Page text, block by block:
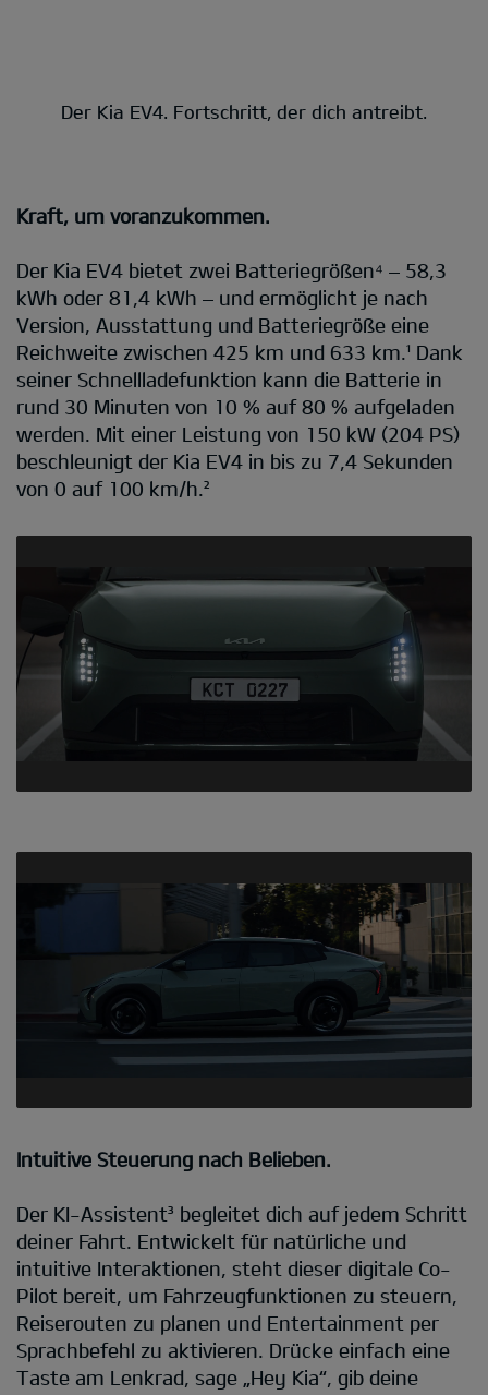
Der Kia EV4. Fortschritt, der dich antreibt.
Kraft, um voranzukommen.
Der Kia EV4 bietet zwei Batteriegrößen⁴ – 58,3
kWh oder 81,4 kWh – und ermöglicht je nach
Version, Ausstattung und Batteriegröße eine
Reichweite zwischen 425 km und 633 km.¹ Dank
seiner Schnellladefunktion kann die Batterie in
rund 30 Minuten von 10 % auf 80 % aufgeladen
werden. Mit einer Leistung von 150 kW (204 PS)
beschleunigt der Kia EV4 in bis zu 7,4 Sekunden
von 0 auf 100 km/h.²
Intuitive Steuerung nach Belieben.
Der KI-Assistent³ begleitet dich auf jedem Schritt
deiner Fahrt. Entwickelt für natürliche und
intuitive Interaktionen, steht dieser digitale Co-
Pilot bereit, um Fahrzeugfunktionen zu steuern,
Reiserouten zu planen und Entertainment per
Sprachbefehl zu aktivieren. Drücke einfach eine
Taste am Lenkrad, sage „Hey Kia“, gib deine